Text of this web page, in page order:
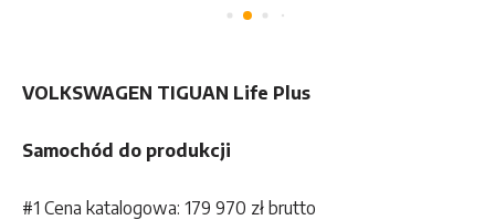
VOLKSWAGEN TIGUAN Life Plus
Samochód do produkcji
#1 Cena katalogowa: 179 970 zł brutto